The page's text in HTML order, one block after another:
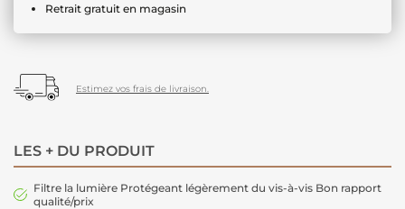
Retrait gratuit en magasin
Estimez vos frais de livraison.
LES + DU PRODUIT
Filtre la lumière Protégeant légèrement du vis-à-vis Bon rapport
qualité/prix